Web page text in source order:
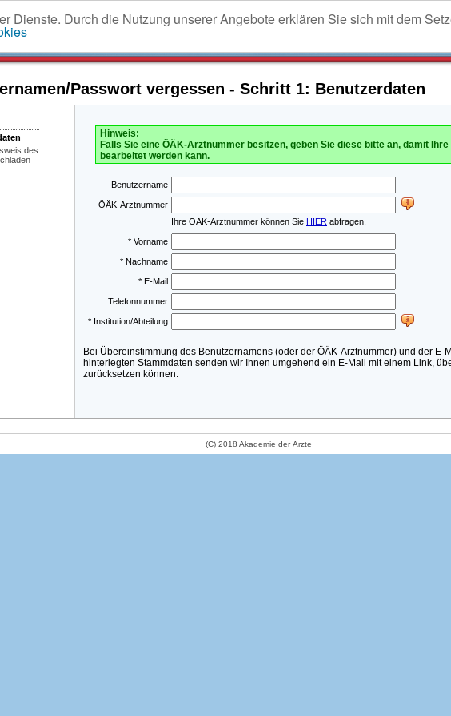
Dienste. Durch die Nutzung unserer Angebote erklären Sie sich mit dem
Passwort vergessen - Schritt 1: Benutzerdaten
des
Hinweis:
Falls Sie eine ÖÄK-Arztnummer besitzen, geben Sie diese bitte an, damit
bearbeitet werden kann.
Benutzername
ÖÄK-Arztnummer
Ihre ÖÄK-Arztnummer können Sie HIER abfragen.
* Vorname
* Nachname
* E-Mail
Telefonnummer
* Institution/Abteilung
Bei Übereinstimmung des Benutzernamens (oder der ÖÄK-Arztnummer) und der E-
hinterlegten Stammdaten senden wir Ihnen umgehend ein E-Mail mit einem Link,
zurücksetzen können.
(C) 2018 Akademie der Ärzte